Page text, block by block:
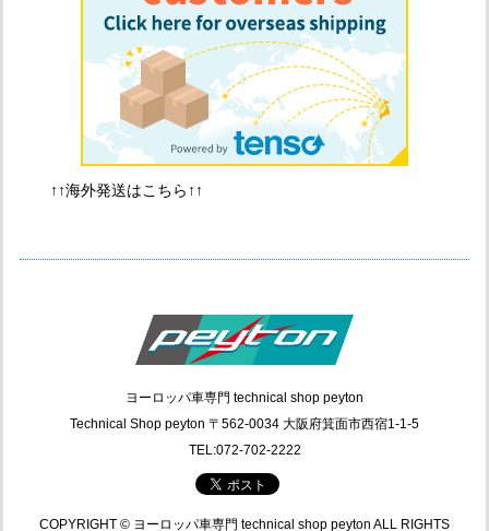
↑↑海外発送はこちら↑↑
ヨーロッパ車専門 technical shop peyton
Technical Shop peyton 〒562-0034 大阪府箕面市西宿1-1-5
TEL:072-702-2222
COPYRIGHT © ヨーロッパ車専門 technical shop peyton ALL RIGHTS